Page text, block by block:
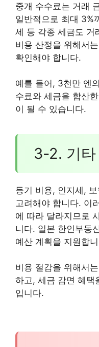
중개 수수료는 거래
일반적으로 최대 3%
세 등 각종 세금도 거
비용 산정을 위해서
확인해야 합니다.
예를 들어, 3천만 엔
수료와 세금을 합산
이 될 수 있습니다.
3-2. 기타
등기 비용, 인지세,
고려해야 합니다. 이
에 따라 달라지므로
니다. 일본 한인부동
예산 계획을 지원합
비용 절감을 위해서
하고, 세금 감면 혜택
입니다.